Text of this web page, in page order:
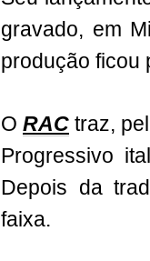
gravado, em
produção ficou
O RAC traz,
Progressivo
Depois da
faixa.